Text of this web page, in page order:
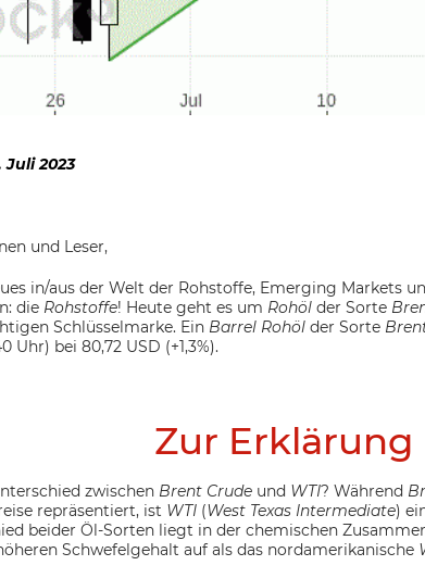
Juli 2023
und Leser,
in/aus der Welt der Rohstoffe, Emerging Markets
die Rohstoffe! Heute geht es um Rohöl der Sorte
Schlüsselmarke. Ein Barrel Rohöl der Sorte
Uhr) bei 80,72 USD (+1,3%).
Zur Erklärung
zwischen Brent Crude und WTI? Während
repräsentiert, ist WTI (West Texas Intermediate)
beider Öl-Sorten liegt in der chemischen
Schwefelgehalt auf als das nordamerikanische